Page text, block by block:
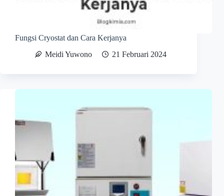
Fungsi Cryostat dan Cara Kerjanya
Meidi Yuwono
21 Februari 2024